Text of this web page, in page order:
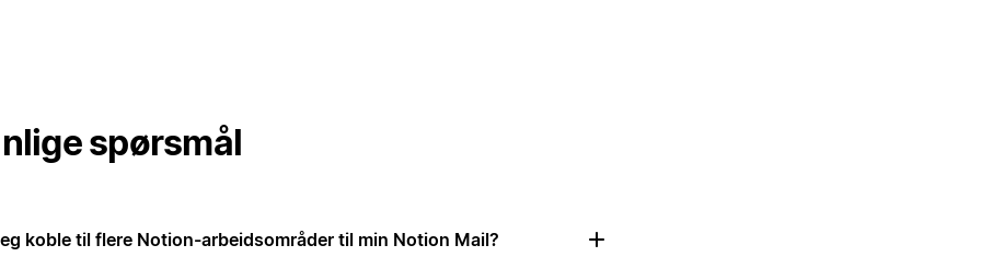
spørsmål
koble til flere Notion-arbeidsområder til min Notion Mail?